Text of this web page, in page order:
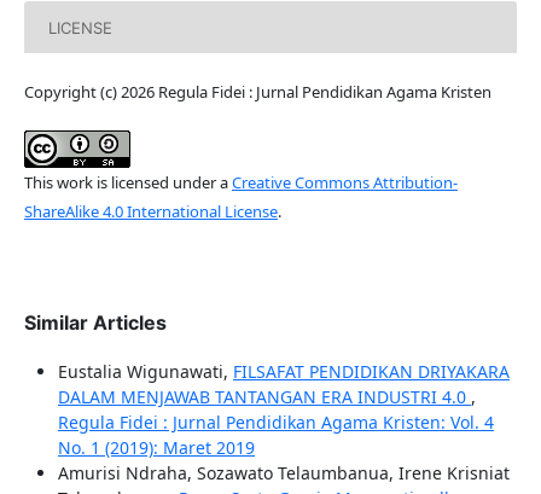
LICENSE
Copyright (c) 2026 Regula Fidei : Jurnal Pendidikan Agama Kristen
This work is licensed under aCreative Commons Attribution-
ShareAlike 4.0 International License.
Similar Articles
Eustalia Wigunawati, FILSAFAT PENDIDIKAN DRIYAKARA
DALAM MENJAWAB TANTANGAN ERA INDUSTRI 4.0 ,
Regula Fidei : Jurnal Pendidikan Agama Kristen: Vol. 4
No. 1 (2019): Maret 2019
Amurisi Ndraha, Sozawato Telaumbanua, Irene Krisniat